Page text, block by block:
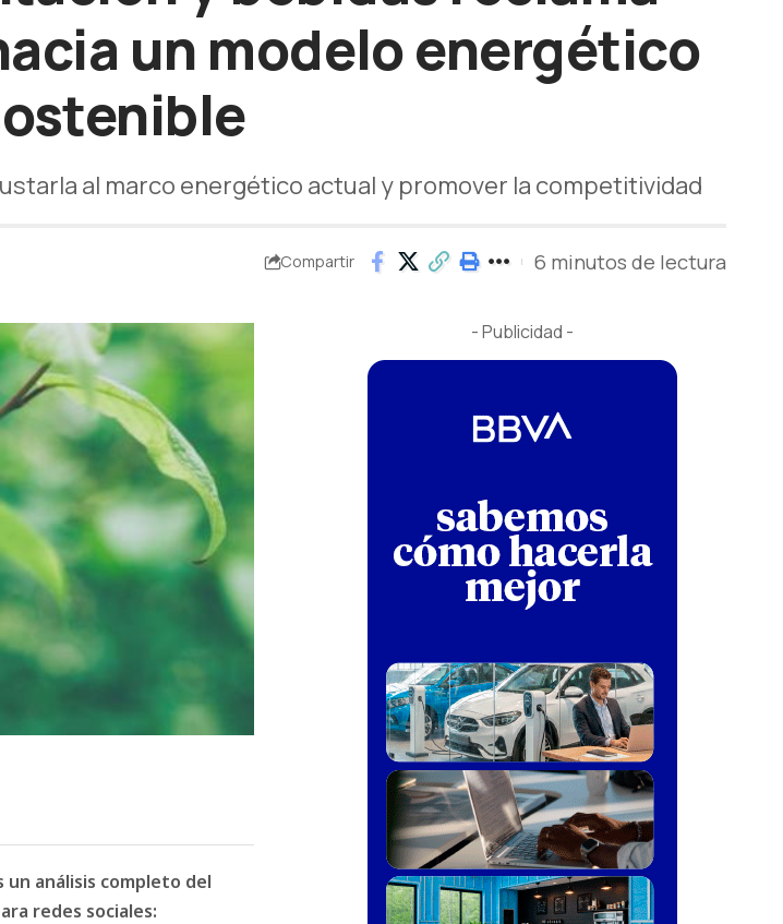
un modelo energético
al marco energético actual y promover la competitividad
Compartir 6 minutos de lectura
análisis completo del
redes sociales:
- Publicidad -